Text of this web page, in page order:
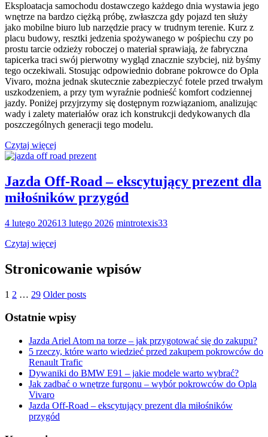
Eksploatacja samochodu dostawczego każdego dnia wystawia jego
wnętrze na bardzo ciężką próbę, zwłaszcza gdy pojazd ten służy
jako mobilne biuro lub narzędzie pracy w trudnym terenie. Kurz z
placu budowy, resztki jedzenia spożywanego w pośpiechu czy po
prostu tarcie odzieży roboczej o materiał sprawiają, że fabryczna
tapicerka traci swój pierwotny wygląd znacznie szybciej, niż byśmy
tego oczekiwali. Stosując odpowiednio dobrane pokrowce do Opla
Vivaro, można jednak skutecznie zabezpieczyć fotele przed trwałym
uszkodzeniem, a przy tym wyraźnie podnieść komfort codziennej
jazdy. Poniżej przyjrzymy się dostępnym rozwiązaniom, analizując
wady i zalety materiałów oraz ich konstrukcji dedykowanych dla
poszczególnych generacji tego modelu.
Czytaj więcej
Jazda Off-Road – ekscytujący prezent dla
miłośników przygód
4 lutego 202613 lutego 2026 mintrotexis33
Czytaj więcej
Stronicowanie wpisów
1 2 … 29 Older posts
Ostatnie wpisy
Jazda Ariel Atom na torze – jak przygotować się do zakupu?
5 rzeczy, które warto wiedzieć przed zakupem pokrowców do
Renault Trafic
Dywaniki do BMW E91 – jakie modele warto wybrać?
Jak zadbać o wnętrze furgonu – wybór pokrowców do Opla
Vivaro
Jazda Off-Road – ekscytujący prezent dla miłośników
przygód